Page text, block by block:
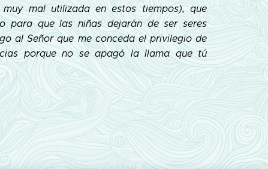
mal utilizada en estos tiempos), que
para que las niñas dejarán de ser seres
al Señor que me conceda el privilegio de
porque no se apagó la llama que tú